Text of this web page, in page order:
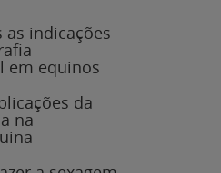
indicações
equinos
da
na
a sexagem